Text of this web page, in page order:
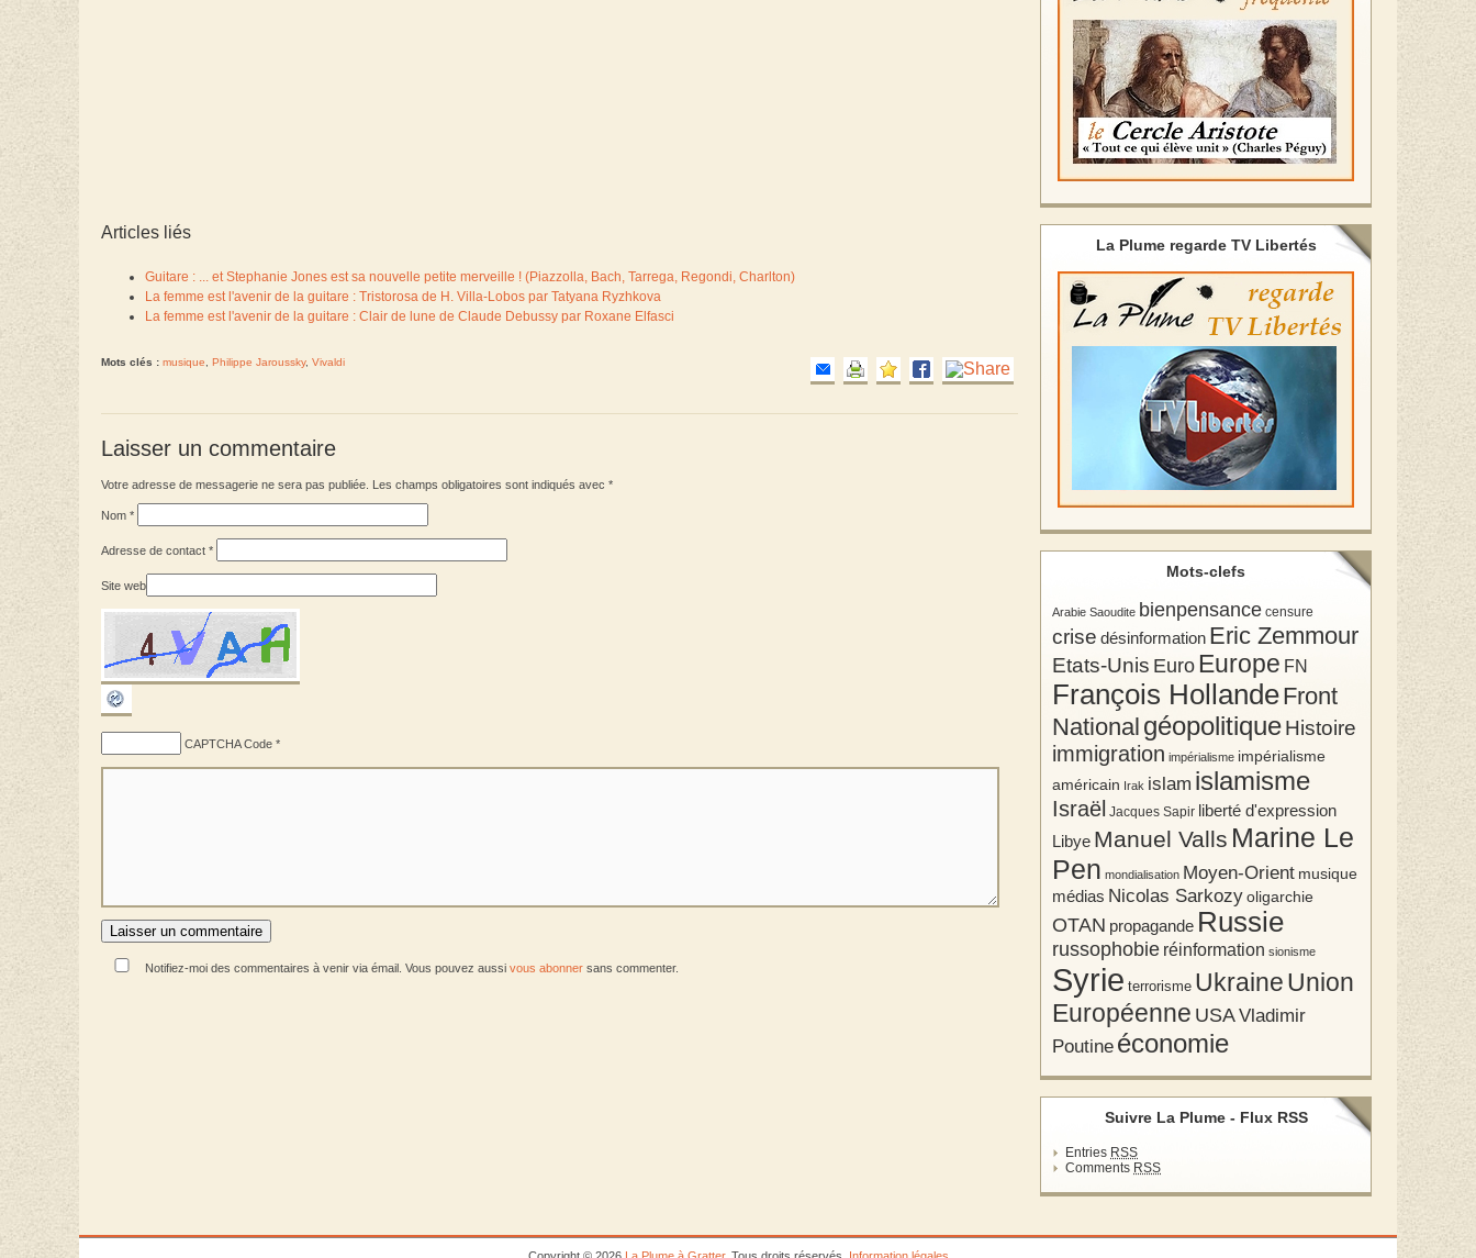
Articles liés
Guitare : ... et Stephanie Jones est sa nouvelle petite merveille ! (Piazzolla, Bach, Tarrega, Regondi, Charlton)
La femme est l'avenir de la guitare : Tristorosa de H. Villa-Lobos par Tatyana Ryzhkova
La femme est l'avenir de la guitare : Clair de lune de Claude Debussy par Roxane Elfasci
Mots clés : musique Philippe Jaroussky, Vivaldi
Laisser un commentaire
Votre adresse de messagerie ne sera pas publiée. Les champs obligatoires sont indiqués avec *
Nom *
Adresse de contact *
Site web
CAPTCHA Code *
Notifiez-moi des commentaires à venir via émail. Vous pouvez aussi vous abonner sans commenter.
La Plume regarde TV Libertés
Mots-clefs
Arabie Saoudite bienpensance censure
crise désinformation Eric Zemmour
Etats-Unis Euro Europe FN
François HollandeFront
National géopolitiqueHistoire
immigration impérialisme impérialisme
américain Irak islam islamisme
Israël Jacques Sapir liberté d'expression
Libye Manuel Valls Marine Le
Pen mondialisation Moyen-Orient musique
médias Nicolas Sarkozyoligarchie
OTAN propagande Russie
russophobie réinformation sionisme
Syrie terrorisme Ukraine Union
Européenne USAVladimir
Poutine économie
Suivre La Plume - Flux RSS
Entries RSS
Comments RSS